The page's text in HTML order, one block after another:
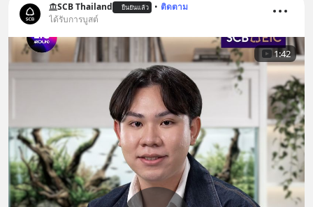
SCB Thailand ยืนยันแล้ว • ติดตาม
ได้รับการบูสต์
1:42